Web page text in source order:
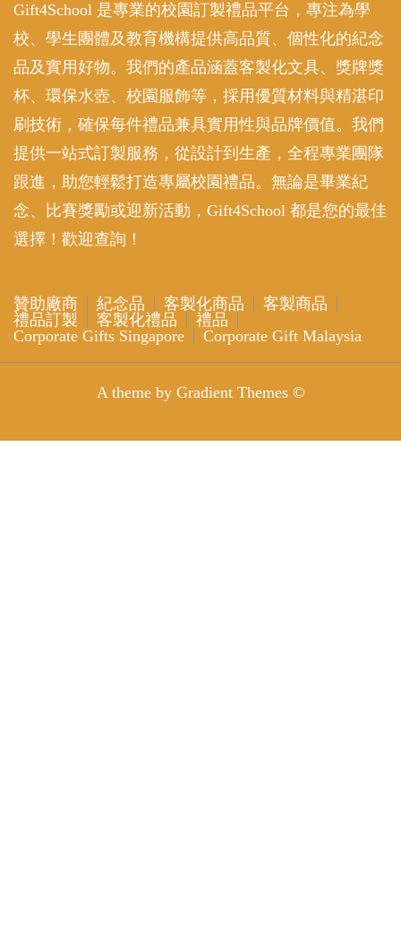
Gift4School 是專業的校園訂製禮品平台，專注為學
校、學生團體及教育機構提供高品質、個性化的紀念
品及實用好物。我們的產品涵蓋客製化文具、獎牌獎
杯、環保水壺、校園服飾等，採用優質材料與精湛印
刷技術，確保每件禮品兼具實用性與品牌價值。我們
提供一站式訂製服務，從設計到生產，全程專業團隊
跟進，助您輕鬆打造專屬校園禮品。無論是畢業紀
念、比賽獎勵或迎新活動，Gift4School 都是您的最佳
選擇！歡迎查詢！
贊助廠商 紀念品 客製化商品
客製商品
禮品訂製
客製化禮品
禮品
Corporate Gifts Singapore
Corporate Gift Malaysia
A theme by Gradient Themes ©